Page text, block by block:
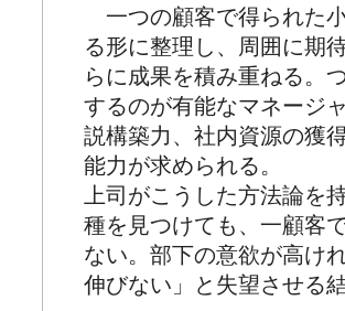
一つの顧客で得られた
る形に整理し、周囲に期
らに成果を積み重ねる。
するのが有能なマネージ
説構築力、社内資源の獲
能力が求められる。
上司がこうした方法論を
種を見つけても、一顧客
ない。部下の意欲が高け
伸びない」と失望させる